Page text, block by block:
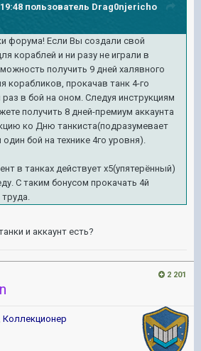
пользователь Drag0njericho
форума! Если Вы создали свой
кораблей и ни разу не играли в
получить 9 дней халявного
корабликов, прокачав танк 4-го
в бой на оном. Следуя инструкциям
получить 8 дней-премиум аккаунта
ко Дню танкиста(подразумевает
бой на технике 4го уровня).
в танках действует х5(упятерённый)
С таким бонусом прокачать 4й
и аккаунт есть?
2 201
Коллекционер